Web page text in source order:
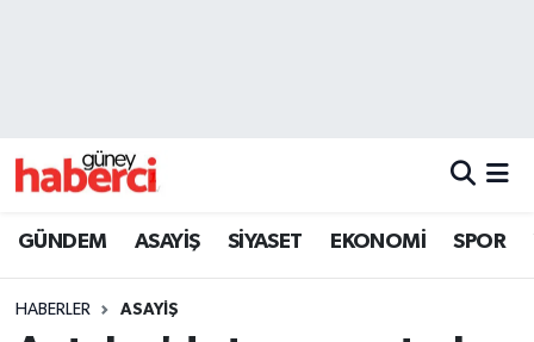
GÜNDEM ASAYİŞ SİYASET EKONOMİ SPOR
HABERLER ASAYİŞ
Beyoğlu Trafik Yoğunluk Haritası
Son Dakika Haberleri